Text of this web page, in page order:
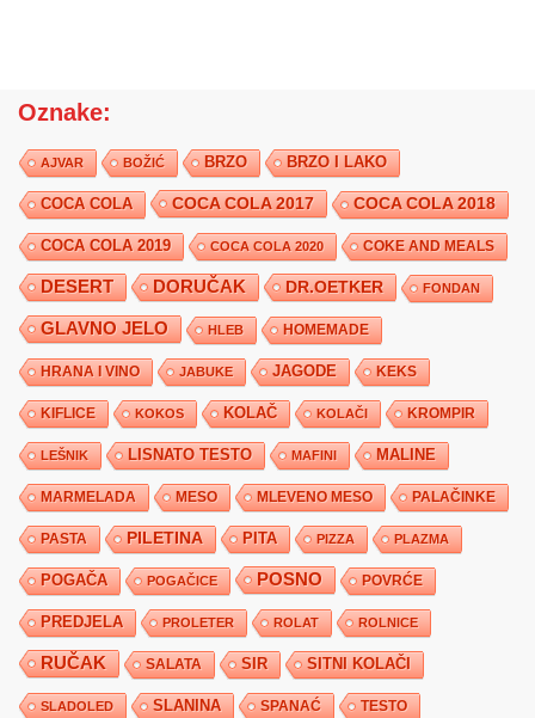
Oznake:
AJVAR BOŽIĆ BRZO BRZO I LAKO
COCA COLA COCA COLA 2017 COCA COLA 2018
COCA COLA 2019 COCA COLA 2020 COKE AND MEALS
DESERT DORUČAK DR.OETKER FONDAN
GLAVNO JELO HLEB HOMEMADE
HRANA I VINO JABUKE JAGODE KEKS
KIFLICE KOKOS KOLAČ KOLAČI KROMPIR
LEŠNIK LISNATO TESTO MAFINI MALINE
MARMELADA MESO MLEVENO MESO PALAČINKE
PASTA PILETINA PITA PIZZA PLAZMA
POGAČA POGAČICE POSNO POVRĆE
PREDJELA PROLETER ROLAT ROLNICE
RUČAK SALATA SIR SITNI KOLAČI
SLADOLED SLANINA SPANAĆ TESTO